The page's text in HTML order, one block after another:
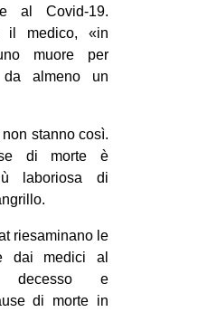
Fb
tw
al Covid-19.
il medico, «in
muore per
almeno un
stanno così.
di morte è
laboriosa di
riesaminano le
dai medici al
decesso e
di morte in